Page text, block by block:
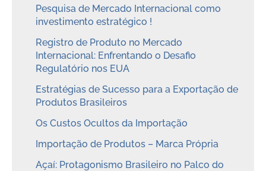
Pesquisa de Mercado Internacional como
investimento estratégico !
Registro de Produto no Mercado
Internacional: Enfrentando o Desafio
Regulatório nos EUA
Estratégias de Sucesso para a Exportação de
Produtos Brasileiros
Os Custos Ocultos da Importação
Importação de Produtos – Marca Própria
Açaí: Protagonismo Brasileiro no Palco do